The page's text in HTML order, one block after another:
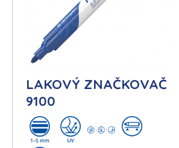
LAKOVÝ ZNAČKOVAČ
9100